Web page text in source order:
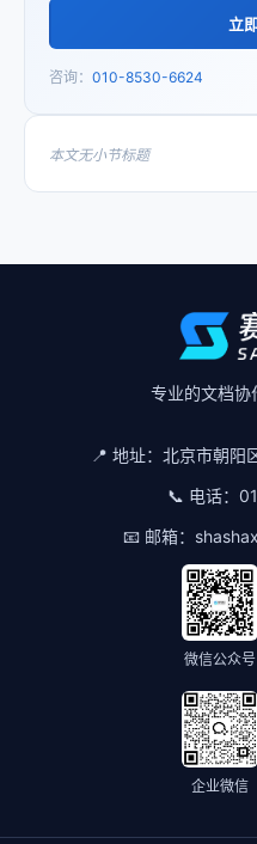
立
咨询： 010-8530-6624
本文无小节标题
专业的文档协
📍 地址： 北京市朝阳
📞 电话：
📧 邮箱：
微信公众号
企业微信